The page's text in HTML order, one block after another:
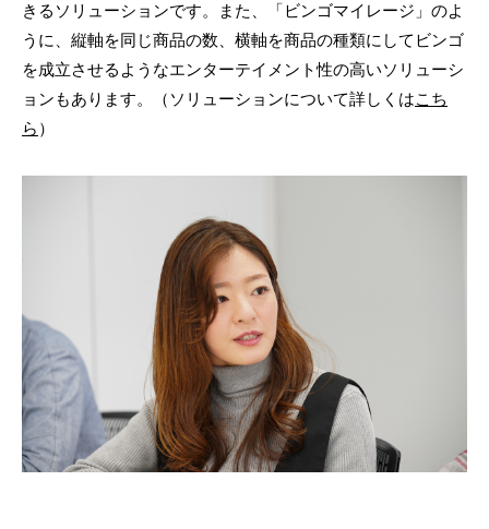
きるソリューションです。また、「ビンゴマイレージ」のよ
うに、縦軸を同じ商品の数、横軸を商品の種類にしてビンゴ
を成立させるようなエンターテイメント性の高いソリューシ
ョンもあります。（ソリューションについて詳しくはこち
ら ）